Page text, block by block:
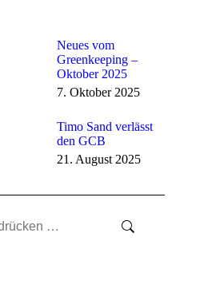
Neues vom
Greenkeeping –
Oktober 2025
7. Oktober 2025
Timo Sand verlässt
den GCB
21. August 2025